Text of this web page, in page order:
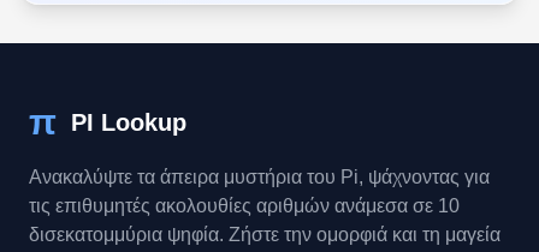
π PI Lookup
Ανακαλύψτε τα άπειρα μυστήρια του Pi, ψάχνοντας για
τις επιθυμητές ακολουθίες αριθμών ανάμεσα σε 10
δισεκατομμύρια ψηφία. Ζήστε την ομορφιά και τη μαγεία